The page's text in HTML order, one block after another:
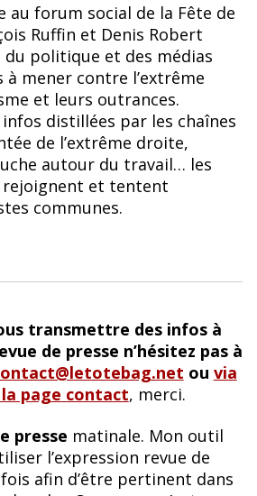
au forum social de la Fête de
Ruffin et Denis Robert
politique et des médias
à mener contre l’extrême
et leurs outrances.
distillées par les chaînes
de l’extrême droite,
autour du travail… les
rejoignent et tentent
communes.
transmettre des infos à
de presse n’hésitez pas à
ou via
page contact, merci.
presse matinale. Mon outil
l’expression revue de
afin d’être pertinent dans